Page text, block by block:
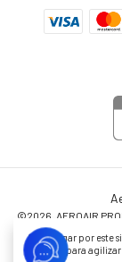
Ao navegar por este
cookies
para
©2026. AEROAIR